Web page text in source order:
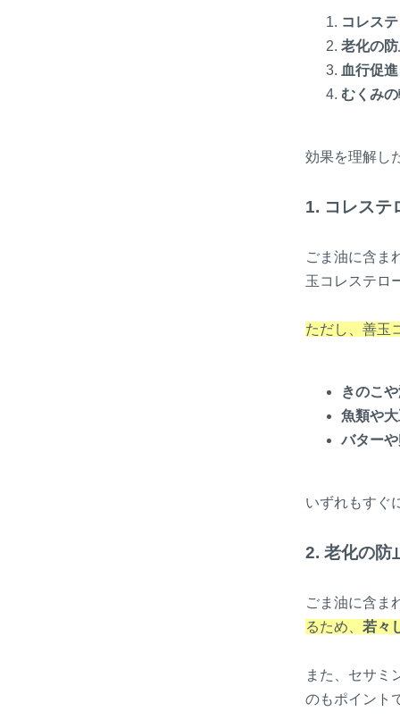
コレス
老化の
血行促進
むくみ
効果を理解し
1. コレステ
ごま油に含ま
玉コレステロ
ただし、善玉
きのこ
魚類や
バター
いずれもすぐ
2. 老化の防
ごま油に含ま
るため、 若々
また、セサミ
のもポイント